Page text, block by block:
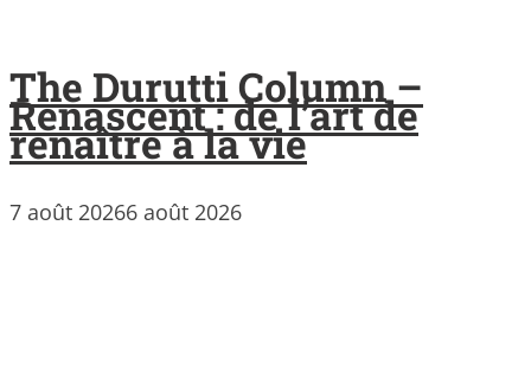
The Durutti Column –
Renascent : de l’art de
renaître à la vie
7 août 20266 août 2026